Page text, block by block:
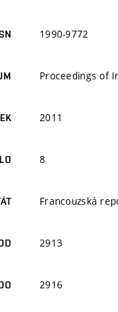
1990-9772
Proceedings of
2011
8
Francouzská
2913
2916